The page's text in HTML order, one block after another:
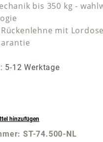
bis 350 kg -
mit
5-12 Werktage
hinzufügen
ST-74.500-NL